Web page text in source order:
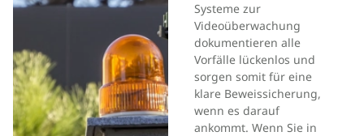
Systeme zur
Videoüberwachung
dokumentieren alle
Vorfälle lückenlos und
sorgen somit für eine
klare Beweissicherung,
wenn es darauf
ankommt. Wenn Sie in